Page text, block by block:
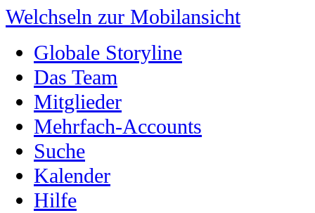
Welchseln zur Mobilansicht
Globale Storyline
Das Team
Mitglieder
Mehrfach-Accounts
Suche
Kalender
Hilfe